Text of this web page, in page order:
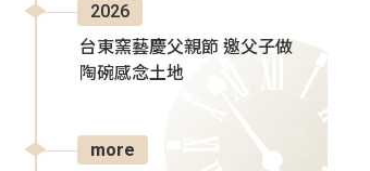
2026
台東窯藝慶父親節 邀父子做
陶碗感念土地
more